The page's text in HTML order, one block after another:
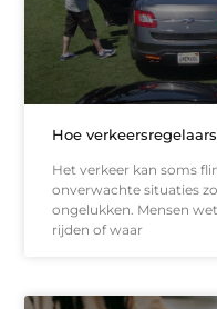
Hoe
Het verkeer kan soms
onverwachte situaties
ongelukken. Mensen
rijden of waar